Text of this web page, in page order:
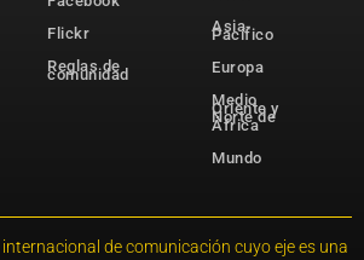
Flickr
Reglas de
comunidad
Asia-
Pacífico
Europa
Medio
Oriente y
Norte de
África
Mundo
de comunicación cuyo eje es una